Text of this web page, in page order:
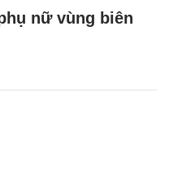
nữ vùng biên